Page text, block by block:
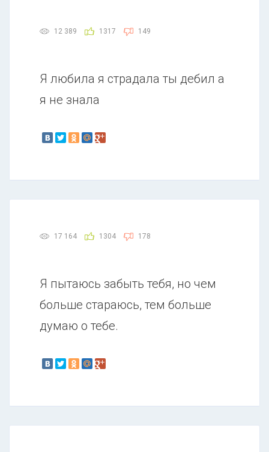
12 389 1317 149
Я любила я страдала ты дебил а
я не знала
17 164 1304 178
Я пытаюсь забыть тебя, но чем
больше стараюсь, тем больше
думаю о тебе.